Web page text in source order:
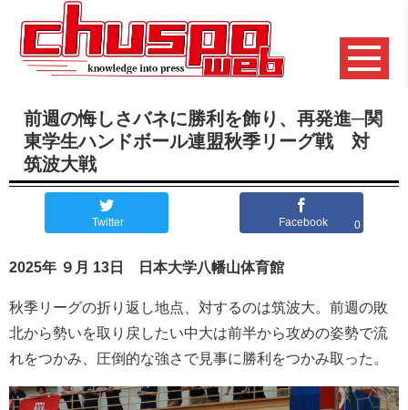
前週の悔しさバネに勝利を飾り、再発進─関
東学生ハンドボール連盟秋季リーグ戦 対
筑波大戦
Twitter Facebook 0
2025年 ９月 13日 日本大学八幡山体育館
秋季リーグの折り返し地点、対するのは筑波大。前週の敗
北から勢いを取り戻したい中大は前半から攻めの姿勢で流
れをつかみ、圧倒的な強さで見事に勝利をつかみ取った。